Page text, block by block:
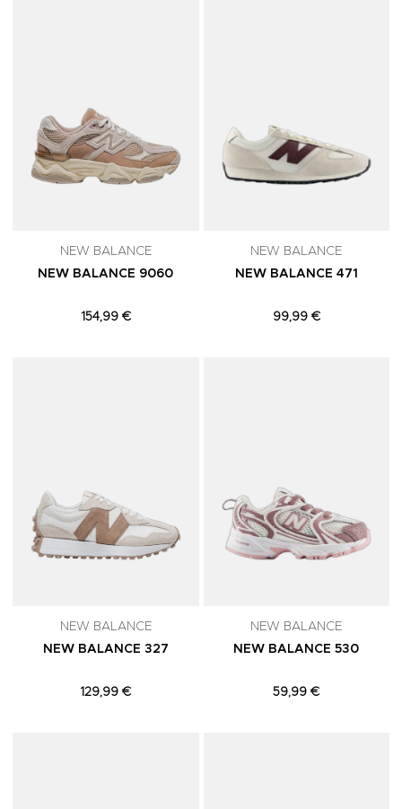
NEW BALANCE
NEW BALANCE 9060
154,99 €
NEW BALANCE
NEW BALANCE 471
99,99 €
NEW BALANCE
NEW BALANCE 327
129,99 €
NEW BALANCE
NEW BALANCE 530
59,99 €